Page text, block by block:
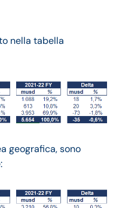
nella tabella
geografica, sono